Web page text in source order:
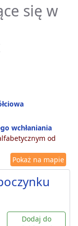
się w
wchłaniania
od
Pokaż na mapie
Dodaj do